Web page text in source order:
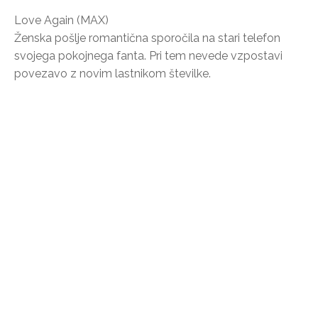
Love Again (MAX)
Ženska pošlje romantična sporočila na stari telefon
svojega pokojnega fanta. Pri tem nevede vzpostavi
povezavo z novim lastnikom številke.